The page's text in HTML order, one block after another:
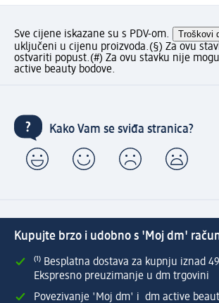
Sve cijene iskazane su s PDV-om. Troškovi
uključeni u cijenu proizvoda.(§) Za ovu
ostvariti popust.(#) Za ovu stavku nije
active beauty bodove.
Kako Vam se sviđa stranica?
Kupujte brzo i udobno s 'Moj dm'
⁽¹⁾ Besplatna dostava za kupnju iznad
Ekspresno preuzimanje u dm trgovini
Povezivanje 'Moj dm' i dm active